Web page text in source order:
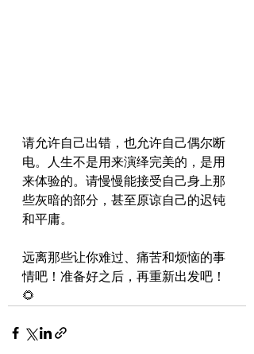
请允许自己出错，也允许自己偶尔断
电。人生不是用来演绎完美的，是用
来体验的。请慢慢能接受自己身上那
些灰暗的部分，甚至原谅自己的迟钝
和平庸。
远离那些让你难过、痛苦和烦恼的事
情吧！准备好之后，再重新出发吧！
🌻